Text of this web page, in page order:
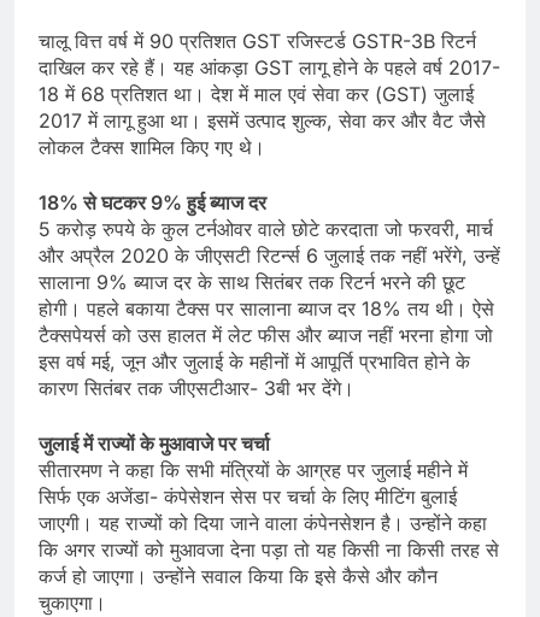
चालू वित्त वर्ष में 90 प्रतिशत GST रजिस्टर्ड GSTR-3B रिटर्न
दाखिल कर रहे हैं। यह आंकड़ा GST लागू होने के पहले वर्ष 2017-
18 में 68 प्रतिशत था। देश में माल एवं सेवा कर (GST) जुलाई
2017 में लागू हुआ था। इसमें उत्पाद शुल्क, सेवा कर और वैट जैसे
लोकल टैक्स शामिल किए गए थे।
18% से घटकर 9% हुई ब्याज दर
5 करोड़ रुपये के कुल टर्नओवर वाले छोटे करदाता जो फरवरी, मार्च
और अप्रैल 2020 के जीएसटी रिटर्न्स 6 जुलाई तक नहीं भरेंगे, उन्हें
सालाना 9% ब्याज दर के साथ सितंबर तक रिटर्न भरने की छूट
होगी। पहले बकाया टैक्स पर सालाना ब्याज दर 18% तय थी। ऐसे
टैक्सपेयर्स को उस हालत में लेट फीस और ब्याज नहीं भरना होगा जो
इस वर्ष मई, जून और जुलाई के महीनों में आपूर्ति प्रभावित होने के
कारण सितंबर तक जीएसटीआर- 3बी भर देंगे।
जुलाई में राज्यों के मुआवाजे पर चर्चा
सीतारमण ने कहा कि सभी मंत्रियों के आग्रह पर जुलाई महीने में
सिर्फ एक अजेंडा- कंपेसेशन सेस पर चर्चा के लिए मीटिंग बुलाई
जाएगी। यह राज्यों को दिया जाने वाला कंपेनसेशन है। उन्होंने कहा
कि अगर राज्यों को मुआवजा देना पड़ा तो यह किसी ना किसी तरह से
कर्ज हो जाएगा। उन्होंने सवाल किया कि इसे कैसे और कौन
चुकाएगा।